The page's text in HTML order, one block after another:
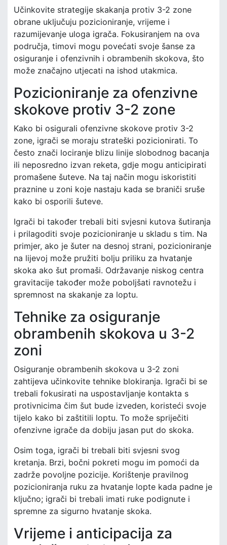
Učinkovite strategije skakanja protiv 3-2 zone
obrane uključuju pozicioniranje, vrijeme i
razumijevanje uloga igrača. Fokusiranjem na ova
područja, timovi mogu povećati svoje šanse za
osiguranje i ofenzivnih i obrambenih skokova, što
može značajno utjecati na ishod utakmica.
Pozicioniranje za ofenzivne
skokove protiv 3-2 zone
Kako bi osigurali ofenzivne skokove protiv 3-2
zone, igrači se moraju strateški pozicionirati. To
često znači lociranje blizu linije slobodnog bacanja
ili neposredno izvan reketa, gdje mogu anticipirati
promašene šuteve. Na taj način mogu iskoristiti
praznine u zoni koje nastaju kada se braniči sruše
kako bi osporili šuteve.
Igrači bi također trebali biti svjesni kutova šutiranja
i prilagoditi svoje pozicioniranje u skladu s tim. Na
primjer, ako je šuter na desnoj strani, pozicioniranje
na lijevoj može pružiti bolju priliku za hvatanje
skoka ako šut promaši. Održavanje niskog centra
gravitacije također može poboljšati ravnotežu i
spremnost na skakanje za loptu.
Tehnike za osiguranje
obrambenih skokova u 3-2
zoni
Osiguranje obrambenih skokova u 3-2 zoni
zahtijeva učinkovite tehnike blokiranja. Igrači bi se
trebali fokusirati na uspostavljanje kontakta s
protivnicima čim šut bude izveden, koristeći svoje
tijelo kako bi zaštitili loptu. To može spriječiti
ofenzivne igrače da dobiju jasan put do skoka.
Osim toga, igrači bi trebali biti svjesni svog
kretanja. Brzi, bočni pokreti mogu im pomoći da
zadrže povoljne pozicije. Korištenje pravilnog
pozicioniranja ruku za hvatanje lopte kada padne je
ključno; igrači bi trebali imati ruke podignute i
spremne za sigurno hvatanje skoka.
Vrijeme i anticipacija za